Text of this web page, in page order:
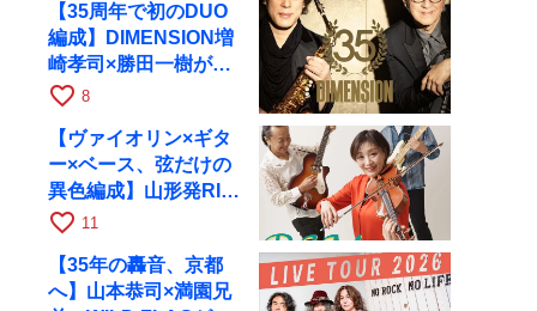
【35周年で初のDUO
編成】DIMENSION増
崎孝司×勝田一樹が10
月11日に京都RAGへ
favorite_border 8
【ヴァイオリン×ギタ
ー×ベース、弦だけの
異色編成】山形発RIM
が初全国ツアーで8月
favorite_border 11
【35年の轟音、京都
へ】山本恭司×満園兄